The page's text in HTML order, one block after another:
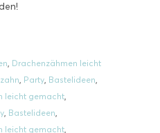
, Drachenzähmen leicht
, Party, Bastelideen,
leicht gemacht,
, Bastelideen,
leicht gemacht,